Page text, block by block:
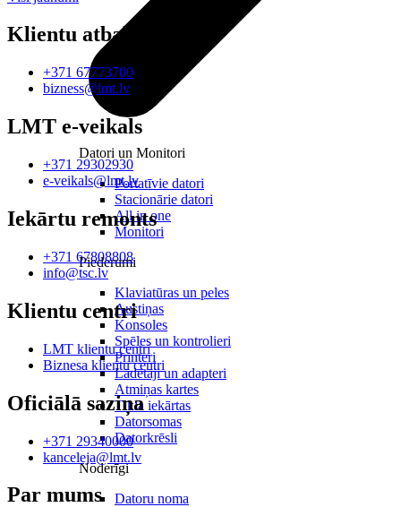
Datori un Monitori
Portatīvie datori
Stacionārie datori
All in one
Monitori
Piederumi
Klaviatūras un peles
Austiņas
Konsoles
Spēles un kontrolieri
Printeri
Lādētāji un adapteri
Atmiņas kartes
Tīkla iekārtas
Datorsomas
Datorkrēsli
Noderīgi
Datoru noma
Klientu atbalsts
+371 67773700
bizness@lmt.lv
LMT e-veikals
+371 29302930
e-veikals@lmt.lv
Iekārtu remonts
+371 67808808
info@tsc.lv
Klientu centri
LMT klientu centri
Biznesa klientu centri
Oficiālā saziņa
+371 29340000
kanceleja@lmt.lv
Par mums